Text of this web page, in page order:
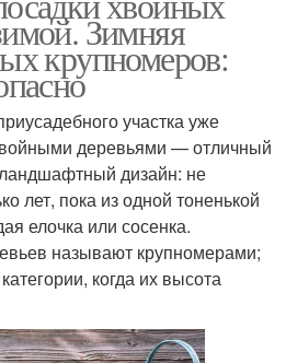
Зимняя
крупномеров:
участка уже
деревьями — отличный
дизайн: не
лет, пока из одной тоненькой
елочка или сосенка.
называют крупномерами;
когда их высота